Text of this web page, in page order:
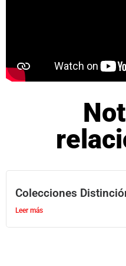
Colecciones
Leer más